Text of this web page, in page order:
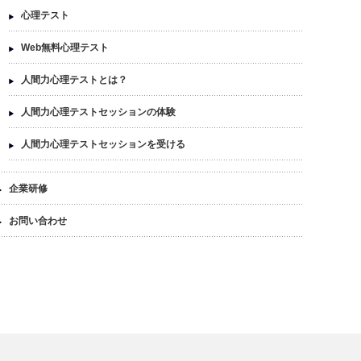
心理テスト
Web無料心理テスト
人間力心理テストとは？
人間力心理テストセッションの体験
人間力心理テストセッションを受ける
企業研修
お問い合わせ